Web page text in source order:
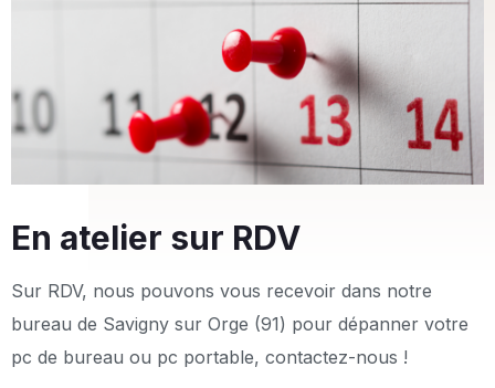
En atelier sur RDV
Sur RDV, nous pouvons vous recevoir dans notre
bureau de Savigny sur Orge (91) pour dépanner votre
pc de bureau ou pc portable, contactez-nous !